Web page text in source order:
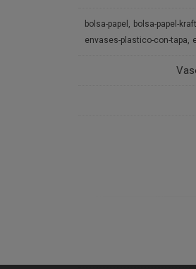
bolsa-papel bolsa-papel-kraft
envases-plastico-con-tapa